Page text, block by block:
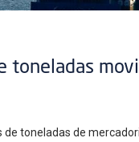
toneladas
toneladas de